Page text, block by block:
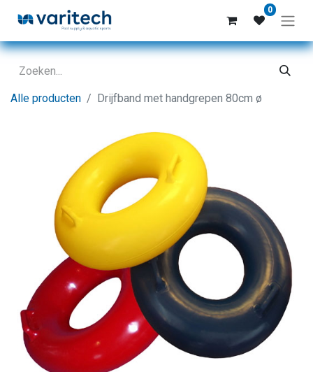
0
Alle producten Drijfband met handgrepen 80cm ø